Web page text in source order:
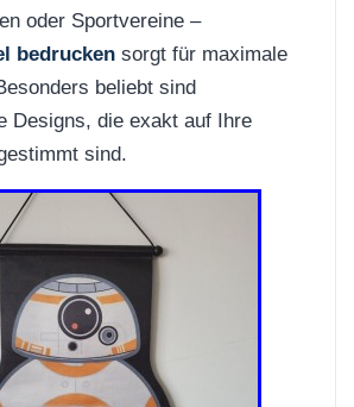
oder Sportvereine –
bedrucken sorgt für maximale
beliebt sind
Designs, die exakt auf Ihre
sind.